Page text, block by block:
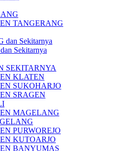
TANGERANG
dan Sekitarnya
Sekitarnya
SEKITARNYA
KLATEN
SUKOHARJO
SRAGEN
MAGELANG
PURWOREJO
KUTOARJO
BANYUMAS